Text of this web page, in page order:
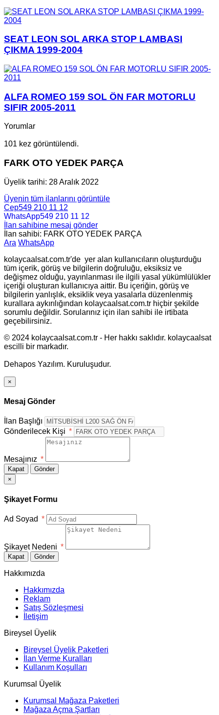
SEAT LEON SOL ARKA STOP LAMBASI
ÇIKMA 1999-2004
ALFA ROMEO 159 SOL ÖN FAR MOTORLU
SIFIR 2005-2011
Yorumlar
101 kez görüntülendi.
FARK OTO YEDEK PARÇA
Üyelik tarihi: 28 Aralık 2022
Üyenin tüm ilanlarını görüntüle
Cep549 210 11 12
WhatsApp549 210 11 12
İlan sahibine mesaj gönder
İlan sahibi: FARK OTO YEDEK PARÇA
Ara WhatsApp
kolaycaalsat.com.tr'de yer alan kullanıcıların oluşturduğu
tüm içerik, görüş ve bilgilerin doğruluğu, eksiksiz ve
değişmez olduğu, yayınlanması ile ilgili yasal yükümlülükler
içeriği oluşturan kullanıcıya aittir. Bu içeriğin, görüş ve
bilgilerin yanlışlık, eksiklik veya yasalarla düzenlenmiş
kurallara aykırılığından kolaycaalsat.com.tr hiçbir şekilde
sorumlu değildir. Sorularınız için ilan sahibi ile irtibata
geçebilirsiniz.
© 2024 kolaycaalsat.com.tr - Her hakkı saklıdır. kolaycaalsat
escilli bir markadır.
Dehapos Yazılım. Kuruluşudur.
×
Mesaj Gönder
İlan Başlığı
Gönderilecek Kişi *
Mesajınız *
Kapat
Gönder
×
Şikayet Formu
Ad Soyad *
Şikayet Nedeni *
Kapat Gönder
Hakkımızda
Hakkımızda
Reklam
Satış Sözleşmesi
İletişim
Bireysel Üyelik
Bireysel Üyelik Paketleri
İlan Verme Kuralları
Kullanım Koşulları
Kurumsal Üyelik
Kurumsal Mağaza Paketleri
Mağaza Açma Şartları